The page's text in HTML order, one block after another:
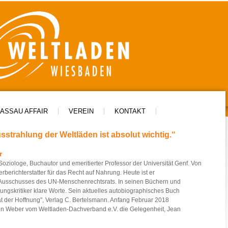
AFFAIR VEREIN KONTAKT
der Weltläden ist absolut wichtig.“
Buchautor und emeritierter Professor der Universität Genf. Von
für das Recht auf Nahrung. Heute ist er
des UN-Menschenrechtsrats. In seinen Büchern und
klare Worte. Sein aktuelles autobiographisches Buch
der Hoffnung", Verlag C. Bertelsmann. Anfang Februar 2018
Weber vom Weltladen-Dachverband e.V. die Gelegenheit, Jean